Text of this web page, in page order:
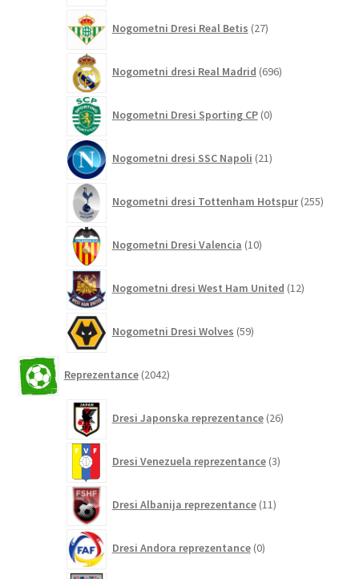
Nogometni Dresi Real Betis 27izdelkov
Nogometni dresi Real Madrid 696izdelkov
Nogometni Dresi Sporting CP 0izdelkov
Nogometni dresi SSC Napoli 21izdelkov
Nogometni dresi Tottenham Hotspur 255
Nogometni Dresi Valencia 10izdelkov
Nogometni dresi West Ham United 12izdelkov
Nogometni Dresi Wolves 59izdelkov
Reprezentance 2042izdelkov
Dresi Japonska reprezentance 26izdelkov
Dresi Venezuela reprezentance 3izdelki
Dresi Albanija reprezentance 11izdelkov
Dresi Andora reprezentance 0izdelkov